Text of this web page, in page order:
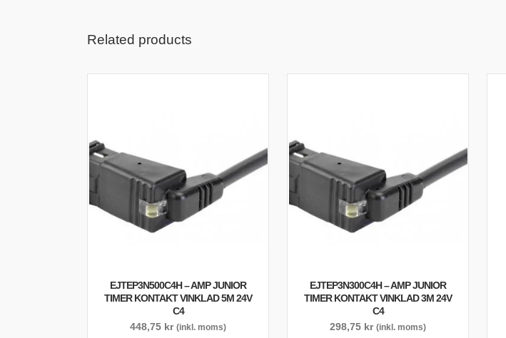
Related products
EJTEP3N500C4H – AMP JUNIOR
TIMER KONTAKT VINKLAD 5M 24V
C4
448,75 kr (inkl. moms)
EJTEP3N300C4H – AMP JUNIOR
TIMER KONTAKT VINKLAD 3M 24V
C4
298,75 kr (inkl. moms)